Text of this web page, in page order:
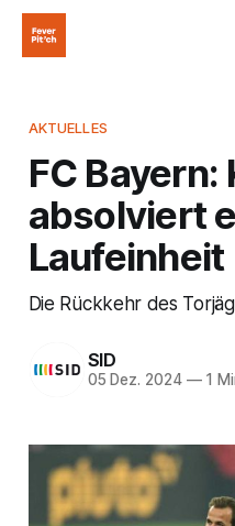
AKTUELLES
FC Bayern:
absolviert
Laufeinheit
Die Rückkehr des
SID
05 Dez. 2024 —1